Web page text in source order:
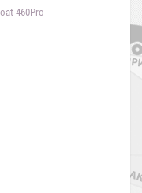
460Pro